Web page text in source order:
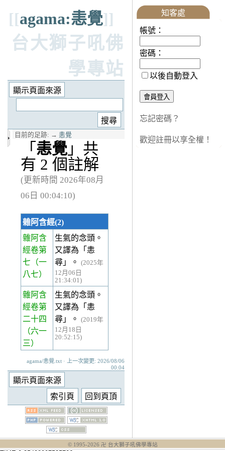
[[agama:恚覺]]
台大獅子吼佛
學專站
目前的足跡: → 恚覺
「 恚覺」共
有 2 個註解
(更新時間 2026年08月
06日 00:04:10)
雜阿含經(2)
雜阿含
經卷第
七 （一
八七）
生氣的念頭。
又譯為「恚
尋」。
(2025年
12月06日
21:34:01)
雜阿含
經卷第
二十四
（六一
三）
生氣的念頭。
又譯為「恚
尋」。
(2019年
12月18日
20:52:15)
agama/恚覺.txt · 上一次變更: 2026/08/06
00:04
知客處
帳號：
密碼：
以後自動登入
忘記密碼？
歡迎註冊以享全權！
© 1995-2026 卍 台大獅子吼佛學專站